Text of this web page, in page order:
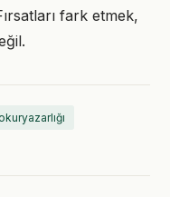
fark etmek,